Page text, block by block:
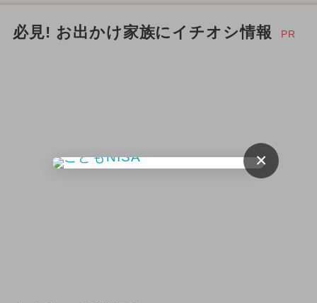
必見! お出かけ家族にイチオシ情報 PR
×